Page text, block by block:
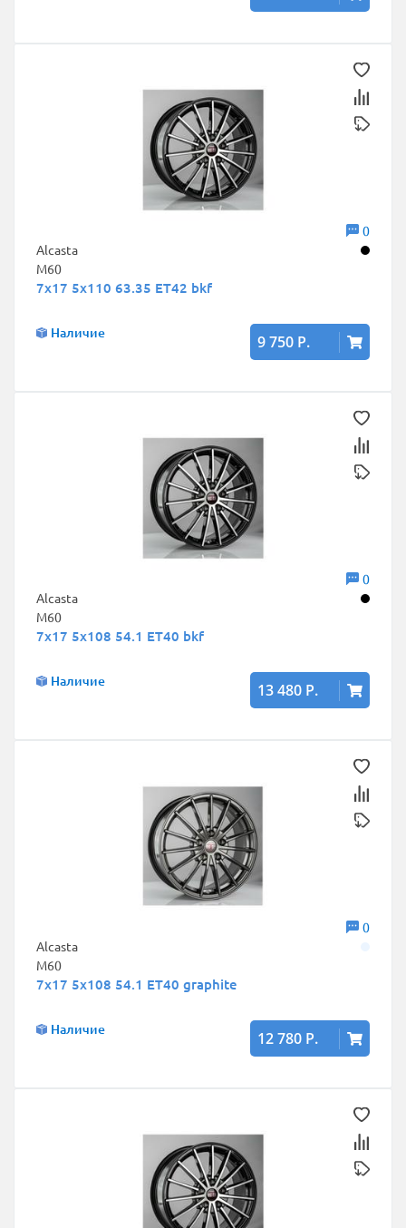
0
Alcasta
M60
7x17 5x110 63.35 ET42 bkf
Наличие 9 750 Р.
0
Alcasta
M60
7x17 5x108 54.1 ET40 bkf
Наличие 13 480 Р.
0
Alcasta
M60
7x17 5x108 54.1 ET40 graphite
Наличие 12 780 Р.